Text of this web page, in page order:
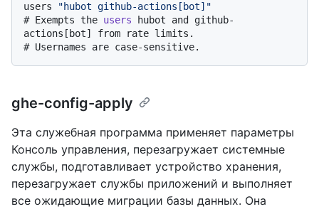
users
"hubot github-actions[bot]"
# Exempts the users hubot and github-
actions[bot] from rate limits.
# Usernames are case-sensitive.
ghe-config-apply
Эта служебная программа применяет параметры
Консоль управления, перезагружает системные
службы, подготавливает устройство хранения,
перезагружает службы приложений и выполняет
все ожидающие миграции базы данных. Она